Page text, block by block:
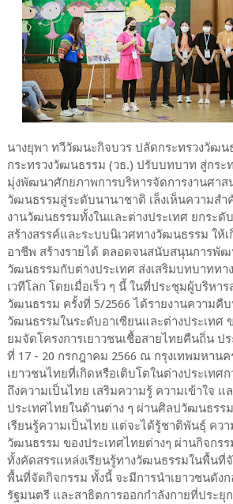
นางยุพา ทวีวัฒนะกิจบวร ปลัดกระทรวงวัฒน
กระทรวงวัฒนธรรม (วธ.) ปรับบทบาท สู่กระ
มุ่งพัฒนาศักยภาพการบริหารจัดการงานศาส
วัฒนธรรมสู่ระดับนานาชาติ เล็งเห็นความส
งานวัฒนธรรมทั้งในและต่างประเทศ ยกระ
สร้างสรรค์และระบบนิเวศทางวัฒนธรรม ให้เ
อาชีพ สร้างรายได้ ตลอดจนสนับสนุนการพั
วัฒนธรรมกับต่างประเทศ ส่งเสริมบทบาทท
เวทีโลก โดยเมื่อเร็ว ๆ นี้ ในที่ประชุมผู้บริหา
วัฒนธรรม ครั้งที่ 5/2566 ได้รายงานความคื
วัฒนธรรมในระดับอาเซียนและต่างประเทศ
ยมจัดโครงการเยาวชนเชื้อสายไทยคืนถิ่น ป
ที่ 17 - 20 กรกฎาคม 2566 ณ กรุงเทพมหาน
เยาวชนไทยที่เกิดหรือเติบโตในต่างประเทศ
ถึงความเป็นไทย เสริมความรู้ ความเข้าใจ
ประเทศไทยในด้านต่าง ๆ ผ่านศิลปวัฒนธรร
เรียนรู้ความเป็นไทย แต่จะได้รู้ชาติพันธุ์ คว
วัฒนธรรม ของประเทศไทยต่างๆ ผ่านกิจกร
ทั้งคัดสรรแหล่งเรียนรู้ทางวัฒนธรรมในพื้นที่
พื้นที่จัดกิจกรรม ทั้งนี้ จะมีการนำเยาวชนดังก
รัฐมนตรี และสาธิตการออกกำลังกายที่ประยุ